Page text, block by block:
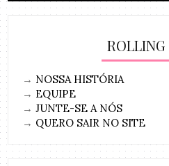
ROLLING
→ NOSSA HISTÓRIA
→ EQUIPE
→JUNTE-SE A NÓS
→ QUERO SAIR NO SITE